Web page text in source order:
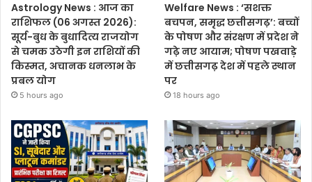
Astrology News : आज का
राशिफल (06 अगस्त 2026):
सूर्य-बुध के बुधादित्य राजयोग
से चमक उठेगी इन राशियों की
किस्मत, अचानक धनलाभ के
प्रबल योग
5 hours ago
Welfare News : ‘सशक्त
बचपन, समृद्ध छत्तीसगढ़’: बच्चों
के पोषण और संरक्षण में प्रदेश ने
गढ़े नए आयाम; पोषण पखवाड़े
में छत्तीसगढ़ देश में पहले स्थान
पर
18 hours ago